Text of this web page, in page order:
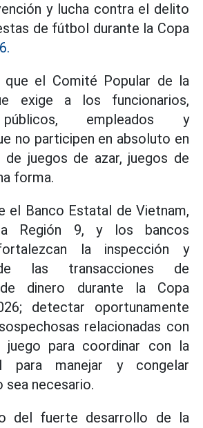
y lucha contra el delito
de fútbol durante la Copa
que el Comité Popular de la
exige a los funcionarios,
empleados y
no participen en absoluto en
de juegos de azar, juegos de
forma.
el Banco Estatal de Vietnam,
Región 9, y los bancos
la inspección y
las transacciones de
dinero durante la Copa
detectar oportunamente
relacionadas con
juego para coordinar con la
para manejar y congelar
sea necesario.
del fuerte desarrollo de la